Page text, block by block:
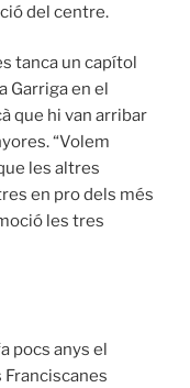
del centre.
tanca un capítol
Garriga en el
que hi van arribar
“Volem
les altres
en pro dels més
les tres
pocs anys el